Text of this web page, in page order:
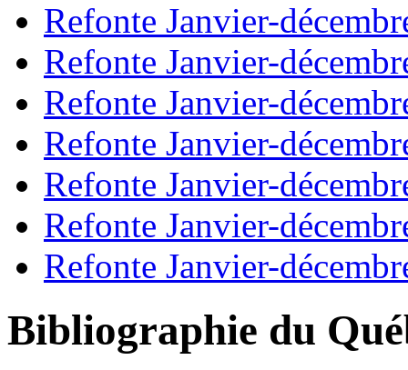
Refonte Janvier-
Refonte Janvier-
Refonte Janvier-
Refonte Janvier-
Refonte Janvier-
Refonte Janvier-
Refonte Janvier-
Bibliographie du